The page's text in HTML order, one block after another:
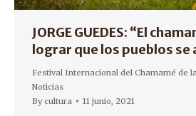
JORGE GUEDES: “El
lograr que los pueblos se
Festival Internacional del Chamamé de
Noticias
Bycultura 11 junio, 2021